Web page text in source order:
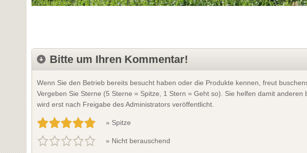
Bitte um Ihren Kommentar!
Wenn Sie den Betrieb bereits besucht haben oder die Produkte kennen, freut
Vergeben Sie Sterne (5 Sterne = Spitze, 1 Stern = Geht so). Sie helfen damit anderen
wird erst nach Freigabe des Administrators veröffentlicht.
» Spitze
» Nicht berauschend